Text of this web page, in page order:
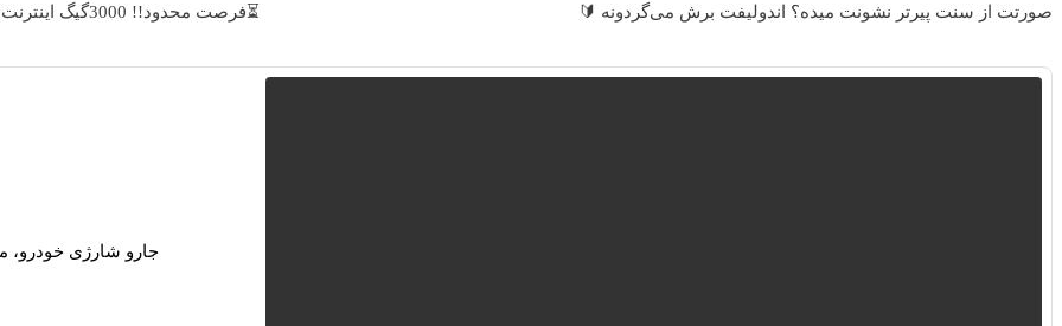
صورتت از سنت پیرتر نشونت میده؟ اندولیفت برش می‌گردونه 🔰 ⏳فرصت محدود!! 3000گیگ اینترنت خانگی 180 روزه فقط 600 هزارتومان!!
جارو شارژی خودرو،